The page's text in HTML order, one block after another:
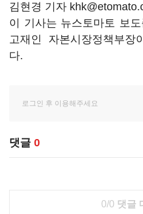
김현경 기자
이 기사는 뉴스토마토 보
고재인 자본시장정책부장
다.
댓글 0
0/0 댓글